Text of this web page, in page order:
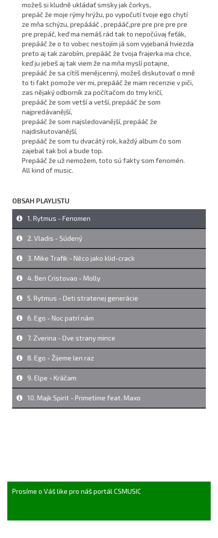
možeš si kludně ukládať smsky jak čorkys,
prepáč že moje rýmy hrýžu, po vypočutí tvoje ego chytí
ze mňa schýzu, prepáááč , prepááč,pre pre pre pre pre
pre prepáč, keď ma nemáš rád tak to nepočúvaj feťák,
prepááč že o to vobec nestojím já som vyjebaná hviezda
preto aj tak zarobím, prepááč že tvoja frajerka ma chce,
keď ju jebeš aj tak viem že na mňa myslí potajne,
prepááč že sa cítíš menějcenný, možeš diskutovať o mně
to ti fakt pomože ver mi, prepááč že mam recenzie v piči,
zas nějaký odborník za počítačom do tmy kričí,
prepááč že som vetší a vetší, prepááč že som
najpredávanější,
prepááč že som najsledovanější, prepááč že
najdiskutovanější,
prepááč že som tu dvacátý rok, každý album čo som
zajebal tak bol a bude top.
Prepááč že už nemožem, toto sú fakty som fenomén.
All kind of music.
OBSAH PLAYLISTU
1. Rytmus - Fenomen
2. Vladis - Súdený
3. Mike Trafik - Něco jako klid-crack
4. Ben Cristovao - Molly
5. Rytmus - Deti stratenej generácie
6. Ego - Noc patrí nám
7. Zverina - Dve strany mince
8. Ego - Žijeme len raz
9. Elpe - Kráčam
10. Majk Spirit - Primetime feat. Maxo
Prosíme o Váš like pro náš portál CSMUSIC